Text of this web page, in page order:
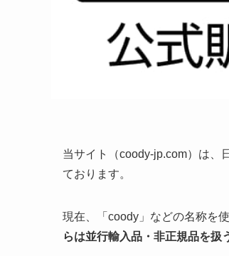
当サイト（coody-jp.com）は、
ております。
現在、「coody」などの名称を
らは並行輸入品・非正規品を扱